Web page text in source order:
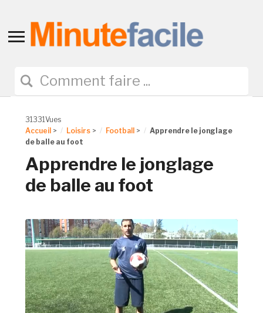
Toggle
navigation
31331Vues
Accueil > Loisirs > Football >
Apprendre le jonglage
de balle au foot
Apprendre le jonglage
de balle au foot